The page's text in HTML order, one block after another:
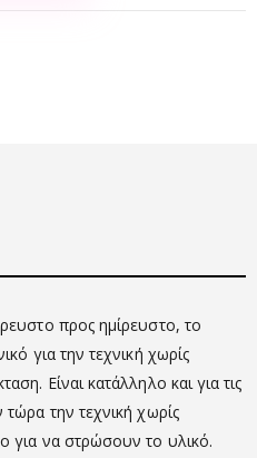
προς ημίρευστο, το
για την τεχνική χωρίς
Είναι κατάλληλο και για τις
τώρα την τεχνική χωρίς
για να στρώσουν το υλικό.